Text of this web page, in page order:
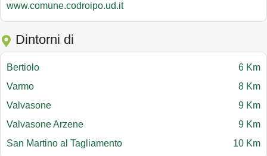
www.comune.codroipo.ud.it
Dintorni di
Bertiolo
6 Km
Varmo
8 Km
Valvasone
9 Km
Valvasone Arzene
9 Km
San Martino al Tagliamento
10 Km